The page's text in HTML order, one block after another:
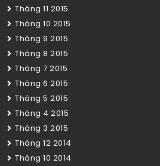
Tháng 11 2015
Tháng 10 2015
Tháng 9 2015
Tháng 8 2015
Tháng 7 2015
Tháng 6 2015
Tháng 5 2015
Tháng 4 2015
Tháng 3 2015
Tháng 12 2014
Tháng 10 2014